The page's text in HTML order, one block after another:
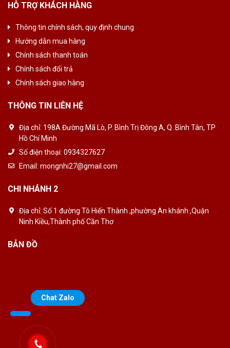
Chat Zalo
HỖ TRỢ KHÁCH HÀNG
Thông tin chính sách, quy định chung
Hướng dẫn mua hàng
Chính sách thanh toán
Chính sách đổi trả
Chính sách giao hàng
THÔNG TIN LIÊN HỆ
Địa chỉ: 198A Đường Mã Lò, P. Bình Trị Đông A, Q .Bình Tân, TP
Hồ Chí Minh
Số điện thoại: 0934327627
Email: mongnhi27@gmail.com
CHI NHÁNH 2
Địa chỉ: Số 1 đường Tô Hiến Thành ,phường An khánh ,Quận
Ninh Kiều,Thành phố Cần Thơ
BẢN ĐỒ